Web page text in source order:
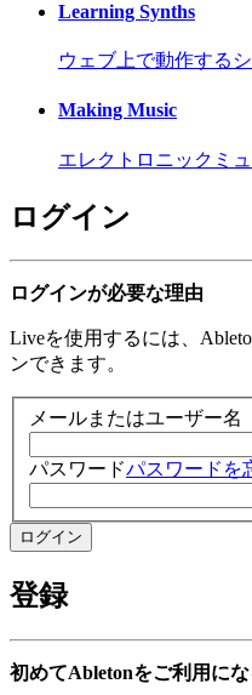
Learning Synths
ウェブ上で動作する
Making Music
エレクトロニックミ
ログイン
ログインが必要な理由
Liveを使用するには、
ンできます。
メールまたはユーザー名
パスワードパスワードを
登録
初めてAbletonをご利用に